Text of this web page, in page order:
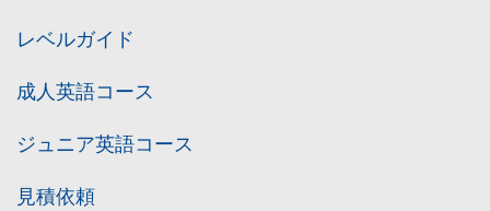
レベルガイド
成人英語コース
ジュニア英語コース
見積依頼